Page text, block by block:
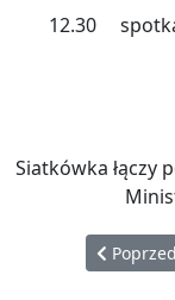
12.30
Siatkówka łączy